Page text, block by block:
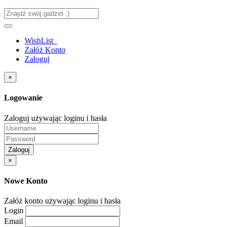
WishList
Załóż Konto
Zaloguj
×
Logowanie
Zaloguj używając loginu i hasła
Zaloguj
×
Nowe Konto
Załóż konto używając loginu i hasła
Login
Email